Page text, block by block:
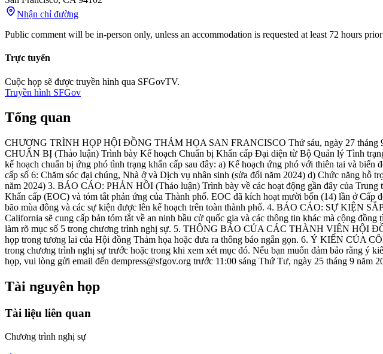
Nhận chỉ đường
Public comment will be in-person only, unless an accommodation is requested at least 72 hours
Trực tuyến
Cuộc họp sẽ được truyền hình qua SFGovTV.
Truyền hình SFGov
Tổng quan
CHƯƠNG TRÌNH HỌP HỘI ĐỒNG THẢM HỌA SAN FRANCISCO Thứ sáu, ngày 27 tháng
CHUẨN BỊ (Thảo luận) Trình bày Kế hoạch Chuẩn bị Khẩn cấp Đại diện từ Bộ Quản lý Tình
kế hoạch chuẩn bị ứng phó tình trạng khẩn cấp sau đây: a) Kế hoạch ứng phó với thiên tai và
cấp số 6: Chăm sóc đại chúng, Nhà ở và Dịch vụ nhân sinh (sửa đổi năm 2024) d) Chức năng hỗ
năm 2024) 3. BÁO CÁO: PHẢN HỒI (Thảo luận) Trình bày về các hoạt động gần đây của
Khẩn cấp (EOC) và tóm tắt phản ứng của Thành phố. EOC đã kích hoạt mười bốn (14) lần ở
bão mùa đông và các sự kiện được lên kế hoạch trên toàn thành phố. 4. BÁO CÁO: SỰ KIỆN
California sẽ cung cấp bản tóm tắt về an ninh bầu cử quốc gia và các thông tin khác mà cộng
làm rõ mục số 5 trong chương trình nghị sự. 5. THÔNG BÁO CỦA CÁC THÀNH VIÊN HỘI
họp trong tương lai của Hội đồng Thảm họa hoặc đưa ra thông báo ngắn gọn. 6. Ý KIẾN CỦA
trong chương trình nghị sự trước hoặc trong khi xem xét mục đó. Nếu bạn muốn đảm bảo rằng ý
họp, vui lòng gửi email đến dempress@sfgov.org trước 11:00 sáng Thứ Tư, ngày 25 tháng 9
Tài nguyên họp
Tài liệu liên quan
Chương trình nghị sự